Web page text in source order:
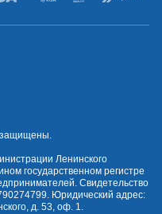
защищены.
Ленинского
государственном регистре
Свидетельство
Юридический адрес:
д. 53, оф. 1.